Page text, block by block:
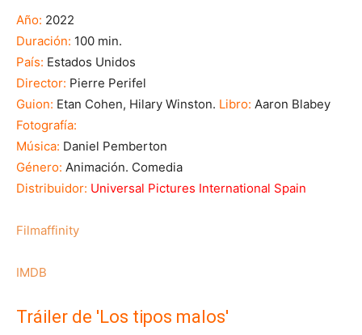
Año: 2022
Duración: 100 min.
País: Estados Unidos
Director: Pierre Perifel
Guion: Etan Cohen, Hilary Winston. Libro: Aaron Blabey
Fotografía:
Música: Daniel Pemberton
Género: Animación. Comedia
Distribuidor: Universal Pictures International Spain
Filmaffinity
IMDB
Tráiler de 'Los tipos malos'